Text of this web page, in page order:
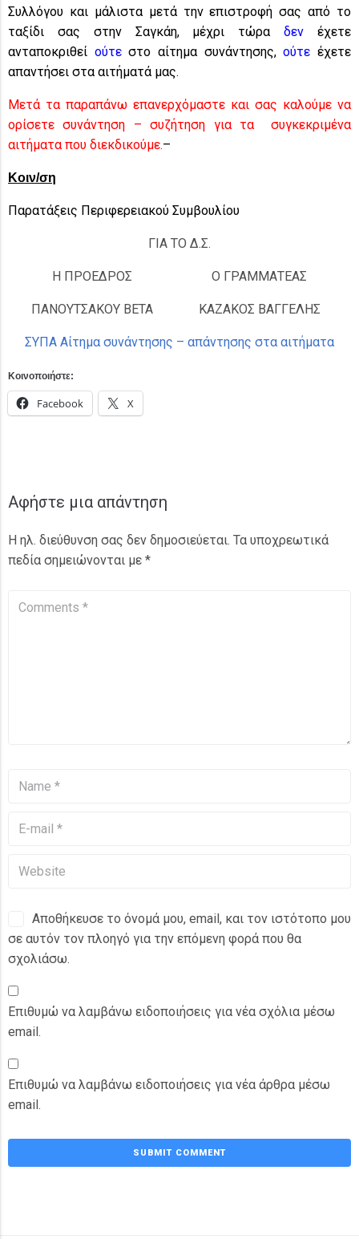
Συλλόγου και μάλιστα μετά την επιστροφή σας από το
ταξίδι σας στην Σαγκάη, μέχρι τώραδεν έχετε
ανταποκριθεί ούτεστο αίτημα συνάντησης,ούτε έχετε
απαντήσει στα αιτήματά μας.
Μετά τα παραπάνω επανερχόμαστε και σας καλούμε να
ορίσετε συνάντηση – συζήτηση για τα συγκεκριμένα
αιτήματα που διεκδικούμε.–
Κοιν/ση
Παρατάξεις Περιφερειακού Συμβουλίου
ΓΙΑ ΤΟ Δ.Σ.
Η ΠΡΟΕΔΡΟΣ
ΠΑΝΟΥΤΣΑΚΟΥ ΒΕΤΑ
Ο ΓΡΑΜΜΑΤΕΑΣ
ΚΑΖΑΚΟΣ ΒΑΓΓΕΛΗΣ
ΣΥΠΑ Αίτημα συνάντησης – απάντησης στα αιτήματα
Κοινοποιήστε:
Facebook X
Αφήστε μια απάντηση
Η ηλ. διεύθυνση σας δεν δημοσιεύεται. Τα υποχρεωτικά
πεδία σημειώνονται με *
Αποθήκευσε το όνομά μου, email, και τον ιστότοπο μου
σε αυτόν τον πλοηγό για την επόμενη φορά που θα
σχολιάσω.
Επιθυμώ να λαμβάνω ειδοποιήσεις για νέα σχόλια μέσω
email.
Επιθυμώ να λαμβάνω ειδοποιήσεις για νέα άρθρα μέσω
email.